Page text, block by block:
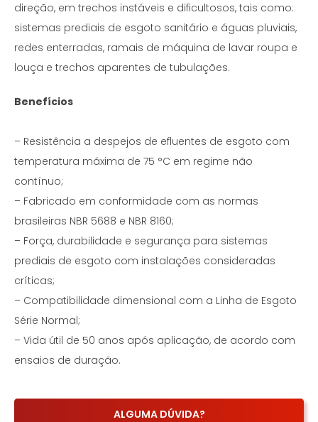
direção, em trechos instáveis e dificultosos, tais como:
sistemas prediais de esgoto sanitário e águas pluviais,
redes enterradas, ramais de máquina de lavar roupa e
louça e trechos aparentes de tubulações.
Benefícios
– Resistência a despejos de efluentes de esgoto com
temperatura máxima de 75 °C em regime não
contínuo;
– Fabricado em conformidade com as normas
brasileiras NBR 5688 e NBR 8160;
– Força, durabilidade e segurança para sistemas
prediais de esgoto com instalações consideradas
críticas;
– Compatibilidade dimensional com a Linha de Esgoto
Série Normal;
– Vida útil de 50 anos após aplicação, de acordo com
ensaios de duração.
ALGUMA DÚVIDA?